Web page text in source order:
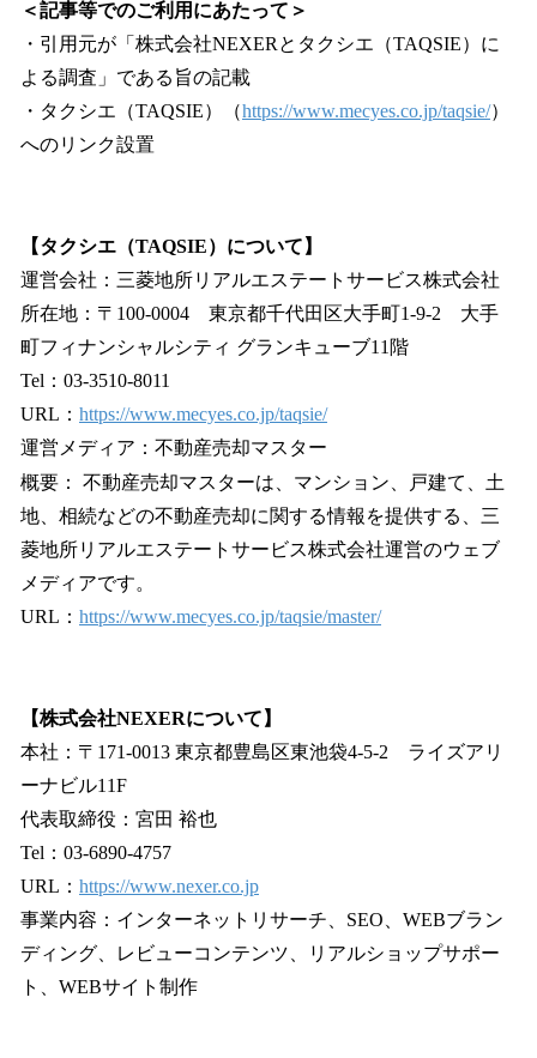
＜記事等でのご利用にあたって＞
・引用元が「株式会社NEXERとタクシエ（TAQSIE）に
よる調査」である旨の記載
・タクシエ（TAQSIE）（https://www.mecyes.co.jp/taqsie/）
へのリンク設置
【タクシエ（TAQSIE）について】
運営会社：三菱地所リアルエステートサービス株式会社
所在地：〒100-0004 東京都千代田区大手町1-9-2 大手
町フィナンシャルシティ グランキューブ11階
Tel：03-3510-8011
URL： https://www.mecyes.co.jp/taqsie/
運営メディア：不動産売却マスター
概要： 不動産売却マスターは、マンション、戸建て、土
地、相続などの不動産売却に関する情報を提供する、三
菱地所リアルエステートサービス株式会社運営のウェブ
メディアです。
URL： https://www.mecyes.co.jp/taqsie/master/
【株式会社NEXERについて】
本社：〒171-0013 東京都豊島区東池袋4-5-2 ライズアリ
ーナビル11F
代表取締役：宮田 裕也
Tel：03-6890-4757
URL： https://www.nexer.co.jp
事業内容：インターネットリサーチ、SEO、WEBブラン
ディング、レビューコンテンツ、リアルショップサポー
ト、WEBサイト制作